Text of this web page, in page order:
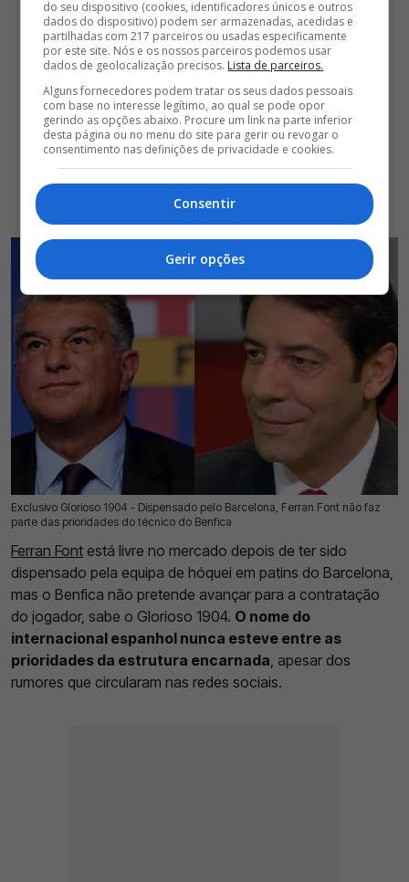
Exclusivo Glorioso 1904 - Dispensado pelo Barcelona, Ferran Font não faz
parte das prioridades do técnico do Benfica
05 Jul 2026 | 03:00 | 0
Ferran Font está livre no mercado depois de ter sido
dispensado pela equipa de hóquei em patins do Barcelona,
mas o Benfica não pretende avançar para a contratação
do jogador, sabe o Glorioso 1904. O nome do
internacional espanhol nunca esteve entre as
prioridades da estrutura encarnada , apesar dos
rumores que circularam nas redes sociais.
do seu dispositivo (cookies, identificadores únicos e outros
dados do dispositivo) podem ser armazenadas, acedidas e
partilhadas com 217 parceiros ou usadas especificamente
por este site. Nós e os nossos parceiros podemos usar
dados de geolocalização precisos. Lista de parceiros.
Alguns fornecedores podem tratar os seus dados pessoais
com base no interesse legítimo, ao qual se pode opor
gerindo as opções abaixo. Procure um link na parte inferior
desta página ou no menu do site para gerir ou revogar o
consentimento nas definições de privacidade e cookies.
Consentir
Gerir opções